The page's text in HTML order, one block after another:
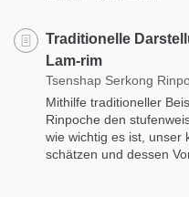
Traditionelle
Lam-rim
Tsenshap Serkong
Mithilfe traditioneller
Rinpoche den
wie wichtig es ist, unser
schätzen und dessen